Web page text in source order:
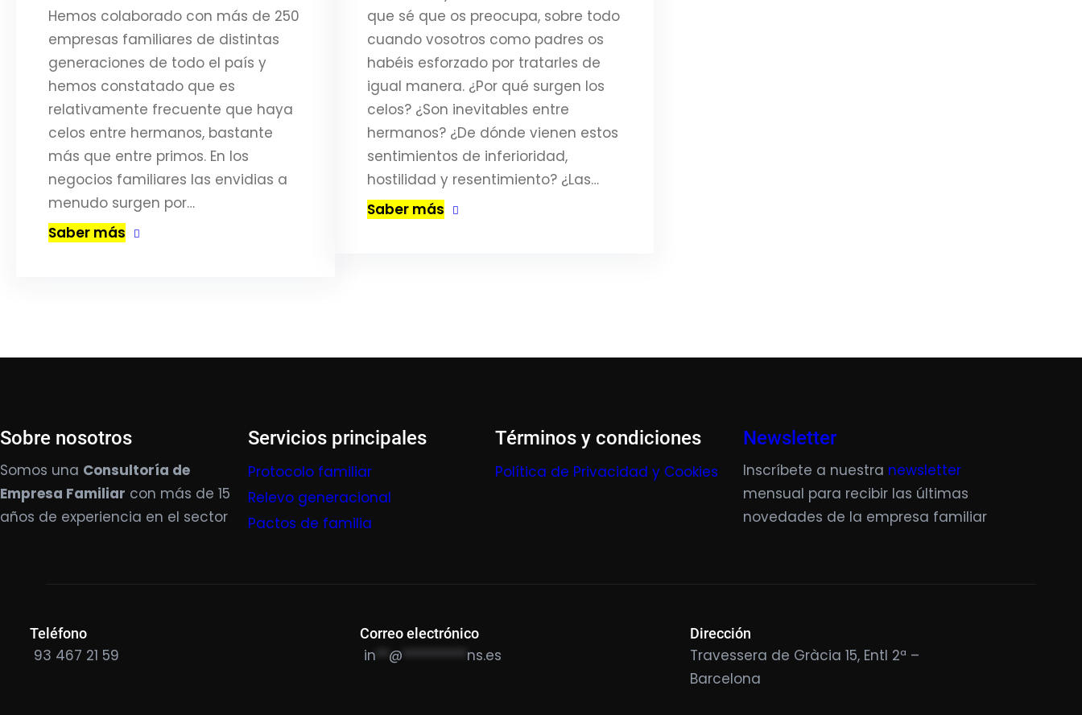
Hemos colaborado con más de 250
empresas familiares de distintas
generaciones de todo el país y
hemos constatado que es
relativamente frecuente que haya
celos entre hermanos, bastante
más que entre primos. En los
negocios familiares las envidias a
menudo surgen por…
Saber más
que sé que os preocupa, sobre todo
cuando vosotros como padres os
habéis esforzado por tratarles de
igual manera. ¿Por qué surgen los
celos? ¿Son inevitables entre
hermanos? ¿De dónde vienen estos
sentimientos de inferioridad,
hostilidad y resentimiento? ¿Las…
Saber más
Sobre nosotros
Somos una Consultoría de
Empresa Familiar con más de 15
años de experiencia en el sector
Servicios principales
Protocolo familiar
Relevo generacional
Pactos de familia
Términos y condiciones
Política de Privacidad y Cookies
Newsletter
Inscríbete a nuestra newsletter
mensual para recibir las últimas
novedades de la empresa familiar
Teléfono
93 467 21 59
Correo electrónico
in @ ********** ns.es
Dirección
Travessera de Gràcia 15, Entl 2ª –
Barcelona